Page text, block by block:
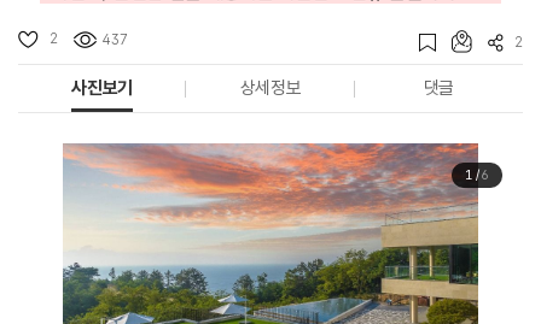
2 437 2
사진보기 상세정보 댓글
1/6